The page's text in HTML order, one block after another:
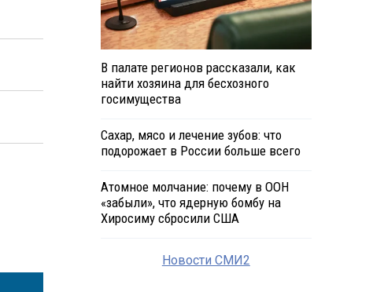
В палате регионов рассказали, как
найти хозяина для бесхозного
госимущества
Сахар, мясо и лечение зубов: что
подорожает в России больше всего
Атомное молчание: почему в ООН
«забыли», что ядерную бомбу на
Хиросиму сбросили США
Новости СМИ2